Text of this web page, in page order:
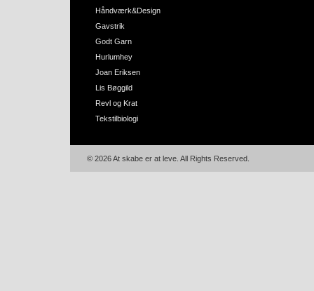
Håndværk&Design
Gavstrik
Godt Garn
Hurlumhey
Joan Eriksen
Lis Bøggild
Revl og Krat
Tekstilbiologi
© 2026 At skabe er at leve. All Rights Reserved.